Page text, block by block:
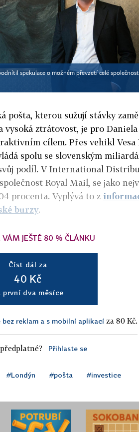
spekulace o možném převzetí celé
pošta, kterou sužují stávky
vysoká ztrátovost, je pro Daniela
cílem. Přes vehikl Vesa
spolu se slovenským
podíl. V International
Royal Mail, se jako
procenta. Vyplývá to z
burzy.
VÁM JEŠTĚ 80 % ČLÁNKU
Číst dál za
40 Kč
první dva měsíce
bez reklam a s mobilní aplikací za 80 Kč.
Přihlaste se
#Londýn #pošta #investice